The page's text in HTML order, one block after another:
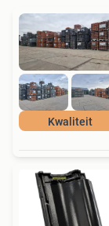
Kwaliteit